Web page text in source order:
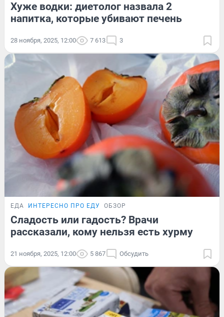
Хуже водки: диетолог назвала 2
напитка, которые убивают печень
28 ноября, 2025, 12:00 7 613 3
ЕДА ИНТЕРЕСНО ПРО ЕДУ ОБЗОР
Сладость или гадость? Врачи
рассказали, кому нельзя есть хурму
21 ноября, 2025, 12:00 5 867 Обсудить